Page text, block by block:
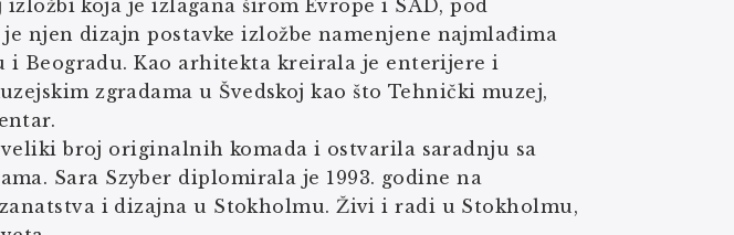
koja je izlagana širom Evrope i SAD, pod
njen dizajn postavke izložbe namenjene najmlađima
i Beogradu. Kao arhitekta kreirala je enterijere i
zgradama u Švedskoj kao što Tehnički muzej,
broj originalnih komada i ostvarila saradnju sa
Sara Szyber diplomirala je 1993. godine na
i dizajna u Stokholmu. Živi i radi u Stokholmu,